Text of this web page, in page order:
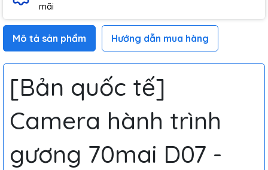
mãi
Mô tả sản phẩm Hướng dẫn mua hàng
[Bản quốc tế]
Camera hành trình
gương 70mai D07 -